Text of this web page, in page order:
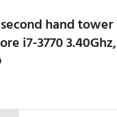
hand
i7-3770